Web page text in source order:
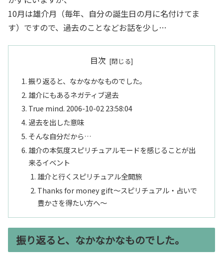
10月は雄介月（毎年、自分の誕生日の月に名付けてま
す）ですので、過去のことなどお話を少し…
目次
振り返ると、なかなかなものでした。
雄介にもあるネガティブ過去
True mind. 2006-10-02 23:58:04
過去を出した意味
そんな自分だから…
雄介の本気度スピリチュアルモードを感じることが出
来るイベント
雄介と行くスピリチュアル全開旅
Thanks for money gift～スピリチュアル・占いで
豊かさを得たい方へ～
振り返ると、なかなかなものでした。